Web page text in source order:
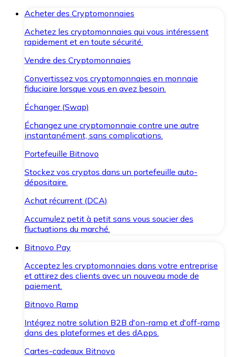
Acheter des Cryptomonnaies
Achetez les cryptomonnaies qui vous intéressent
rapidement et en toute sécurité.
Vendre des Cryptomonnaies
Convertissez vos cryptomonnaies en monnaie
fiduciaire lorsque vous en avez besoin.
Échanger (Swap)
Échangez une cryptomonnaie contre une autre
instantanément, sans complications.
Portefeuille Bitnovo
Stockez vos cryptos dans un portefeuille auto-
dépositaire.
Achat récurrent (DCA)
Accumulez petit à petit sans vous soucier des
fluctuations du marché.
Bitnovo Pay
Acceptez les cryptomonnaies dans votre entreprise
et attirez des clients avec un nouveau mode de
paiement.
Bitnovo Ramp
Intégrez notre solution B2B d'on-ramp et d'off-ramp
dans des plateformes et des dApps.
Cartes-cadeaux Bitnovo